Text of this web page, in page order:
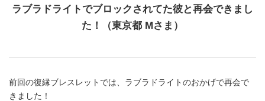
ラブラドライトでブロックされてた彼と再会できまし
た！（東京都 Mさま）
前回の復縁ブレスレットでは、ラブラドライトのおかげで再会で
きました！